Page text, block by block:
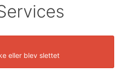
eller blev slettet